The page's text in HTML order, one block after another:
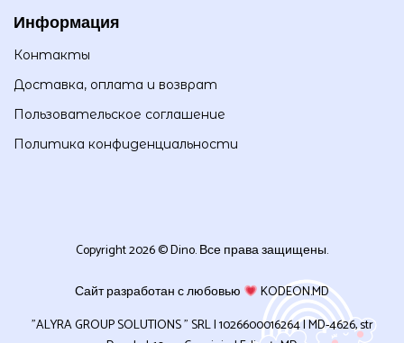
Информация
Контакты
Доставка, оплата и возврат
Пользовательское соглашение
Политика конфиденциальности
Copyright 2026 © Dino. Все права защищены.
Сайт разработан с любовью
KODEON.MD
”ALYRA GROUP SOLUTIONS ” SRL | 1026600016264 | MD-4626, str